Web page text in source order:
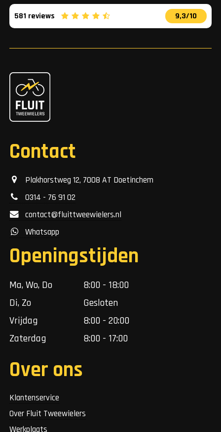
581 reviews 9,3/10
Contact
Plakhorstweg 12, 7008 AT Doetinchem
0314 - 76 91 02
contact@fluittweewielers.nl
Whatsapp
Openingstijden
Ma, Wo, Do
8:00 - 18:00
Di, Zo
Gesloten
Vrijdag
8:00 - 20:00
Zaterdag
8:00 - 17:00
Over ons
Klantenservice
Over Fluit Tweewielers
Werkplaats